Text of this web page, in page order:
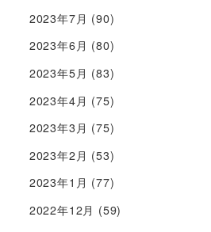
2023年7月 (90)
2023年6月 (80)
2023年5月 (83)
2023年4月 (75)
2023年3月 (75)
2023年2月 (53)
2023年1月 (77)
2022年12月 (59)